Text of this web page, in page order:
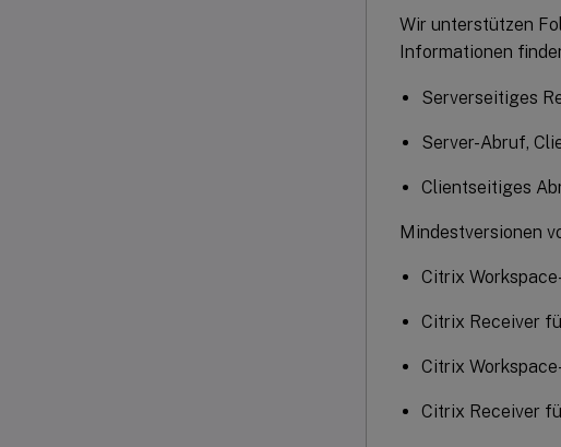
Wir unterstützen
Informationen
Serverseitiges
Server-Abruf,
Clientseitiges
Mindestversionen
Citrix
Citrix Receiver
Citrix
Citrix Receiver